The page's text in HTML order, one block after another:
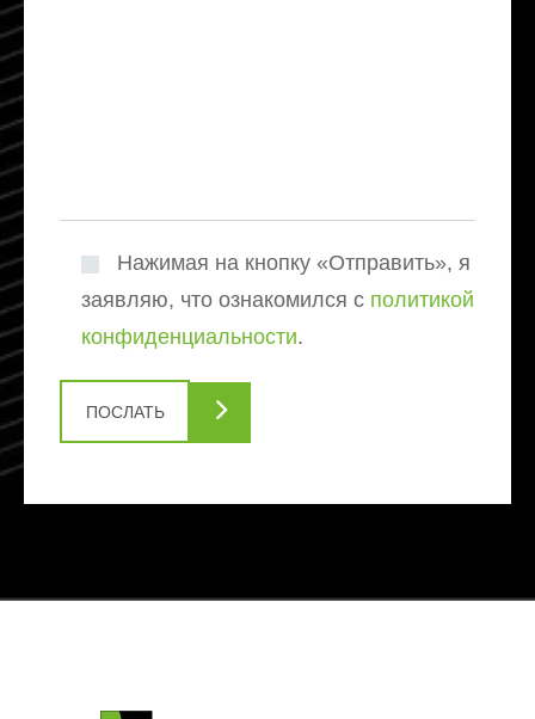
Нажимая на кнопку «Отправить», я
заявляю, что ознакомился с политикой
конфиденциальности.